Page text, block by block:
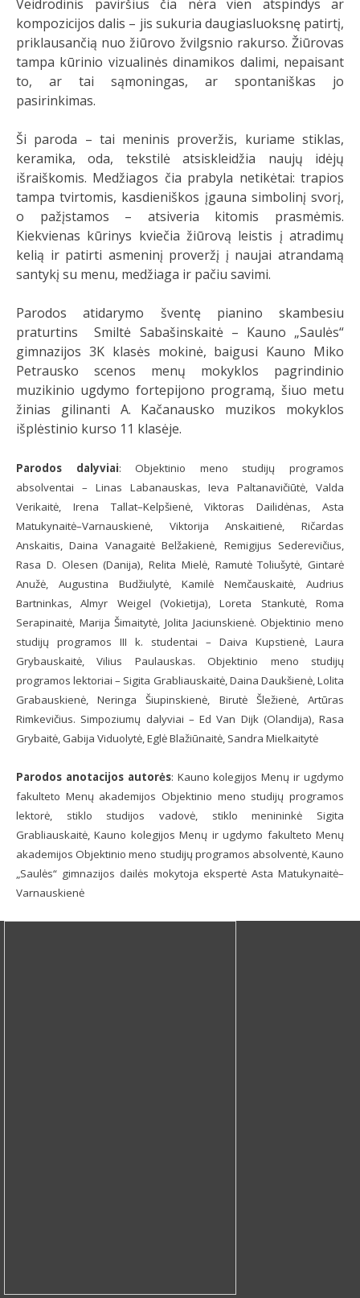
Veidrodinis paviršius čia nėra vien atspindys ar
kompozicijos dalis – jis sukuria daugiasluoksnę patirtį,
priklausančią nuo žiūrovo žvilgsnio rakurso. Žiūrovas
tampa kūrinio vizualinės dinamikos dalimi, nepaisant
to, ar tai sąmoningas, ar spontaniškas jo
pasirinkimas.
Ši paroda – tai meninis proveržis, kuriame stiklas,
keramika, oda, tekstilė atsiskleidžia naujų idėjų
išraiškomis. Medžiagos čia prabyla netikėtai: trapios
tampa tvirtomis, kasdieniškos įgauna simbolinį svorį,
o pažįstamos – atsiveria kitomis prasmėmis.
Kiekvienas kūrinys kviečia žiūrovą leistis į atradimų
kelią ir patirti asmeninį proveržį į naujai atrandamą
santykį su menu, medžiaga ir pačiu savimi.
Parodos atidarymo šventę pianino skambesiu
praturtins Smiltė Sabašinskaitė – Kauno „Saulės“
gimnazijos 3K klasės mokinė, baigusi Kauno Miko
Petrausko scenos menų mokyklos pagrindinio
muzikinio ugdymo fortepijono programą, šiuo metu
žinias gilinanti A. Kačanausko muzikos mokyklos
išplėstinio kurso 11 klasėje.
Parodos dalyviai: Objektinio meno studijų programos
absolventai – Linas Labanauskas, Ieva Paltanavičiūtė, Valda
Verikaitė, Irena Tallat–Kelpšienė, Viktoras Dailidėnas, Asta
Matukynaitė–Varnauskienė, Viktorija Anskaitienė, Ričardas
Anskaitis, Daina Vanagaitė Belžakienė, Remigijus Sederevičius,
Rasa D. Olesen (Danija), Relita Mielė, Ramutė Toliušytė, Gintarė
Anužė, Augustina Budžiulytė, Kamilė Nemčauskaitė, Audrius
Bartninkas, Almyr Weigel (Vokietija), Loreta Stankutė, Roma
Serapinaitė, Marija Šimaitytė, Jolita Jaciunskienė. Objektinio meno
studijų programos III k. studentai – Daiva Kupstienė, Laura
Grybauskaitė, Vilius Paulauskas. Objektinio meno studijų
programos lektoriai – Sigita Grabliauskaitė, Daina Daukšienė, Lolita
Grabauskienė, Neringa Šiupinskienė, Birutė Šležienė, Artūras
Rimkevičius. Simpoziumų dalyviai – Ed Van Dijk (Olandija), Rasa
Grybaitė, Gabija Viduolytė, Eglė Blažiūnaitė, Sandra Mielkaitytė
Parodos anotacijos autorės: Kauno kolegijos Menų ir ugdymo
fakulteto Menų akademijos Objektinio meno studijų programos
lektorė, stiklo studijos vadovė, stiklo menininkė Sigita
Grabliauskaitė, Kauno kolegijos Menų ir ugdymo fakulteto Menų
akademijos Objektinio meno studijų programos absolventė, Kauno
„Saulės“ gimnazijos dailės mokytoja ekspertė Asta Matukynaitė–
Varnauskienė